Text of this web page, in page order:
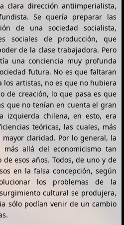
clara dirección antiimperialista,
Se quería preparar las
de una sociedad socialista,
sociales de producción, que
de la clase trabajadora. Pero
una conciencia muy profunda
futura. No es que faltaran
los artistas, no es que no hubiera
de creación, lo que pasa es que
que no tenían en cuenta el gran
izquierda chilena, en esto, era
teóricas, las cuales, más
claridad. Por lo general, la
allá del economicismo tan
esos años. Todos, de uno y de
en la falsa concepción, según
los problemas de la
cultural se produjera,
sólo podían venir de un cambio